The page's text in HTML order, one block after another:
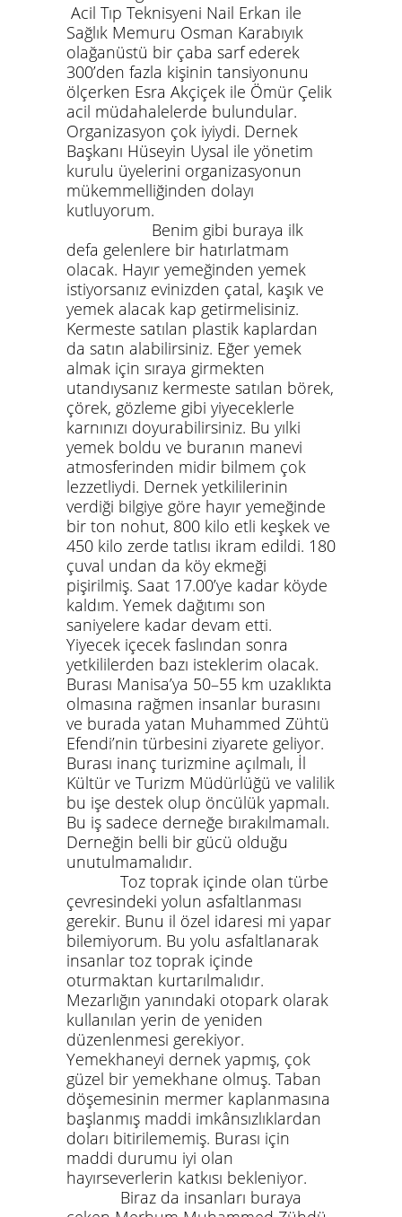
Acil Tıp Teknisyeni Nail Erkan ile
Sağlık Memuru Osman Karabıyık
olağanüstü bir çaba sarf ederek
300’den fazla kişinin tansiyonunu
ölçerken Esra Akçiçek ile Ömür Çelik
acil müdahalelerde bulundular.
Organizasyon çok iyiydi. Dernek
Başkanı Hüseyin Uysal ile yönetim
kurulu üyelerini organizasyonun
mükemmelliğinden dolayı
kutluyorum.
Benim gibi buraya ilk
defa gelenlere bir hatırlatmam
olacak. Hayır yemeğinden yemek
istiyorsanız evinizden çatal, kaşık ve
yemek alacak kap getirmelisiniz.
Kermeste satılan plastik kaplardan
da satın alabilirsiniz. Eğer yemek
almak için sıraya girmekten
utandıysanız kermeste satılan börek,
çörek, gözleme gibi yiyeceklerle
karnınızı doyurabilirsiniz. Bu yılki
yemek boldu ve buranın manevi
atmosferinden midir bilmem çok
lezzetliydi. Dernek yetkililerinin
verdiği bilgiye göre hayır yemeğinde
bir ton nohut, 800 kilo etli keşkek ve
450 kilo zerde tatlısı ikram edildi. 180
çuval undan da köy ekmeği
pişirilmiş. Saat 17.00’ye kadar köyde
kaldım. Yemek dağıtımı son
saniyelere kadar devam etti.
Yiyecek içecek faslından sonra
yetkililerden bazı isteklerim olacak.
Burası Manisa’ya 50–55 km uzaklıkta
olmasına rağmen insanlar burasını
ve burada yatan Muhammed Zühtü
Efendi’nin türbesini ziyarete geliyor.
Burası inanç turizmine açılmalı, İl
Kültür ve Turizm Müdürlüğü ve valilik
bu işe destek olup öncülük yapmalı.
Bu iş sadece derneğe bırakılmamalı.
Derneğin belli bir gücü olduğu
unutulmamalıdır.
Toz toprak içinde olan türbe
çevresindeki yolun asfaltlanması
gerekir. Bunu il özel idaresi mi yapar
bilemiyorum. Bu yolu asfaltlanarak
insanlar toz toprak içinde
oturmaktan kurtarılmalıdır.
Mezarlığın yanındaki otopark olarak
kullanılan yerin de yeniden
düzenlenmesi gerekiyor.
Yemekhaneyi dernek yapmış, çok
güzel bir yemekhane olmuş. Taban
döşemesinin mermer kaplanmasına
başlanmış maddi imkânsızlıklardan
doları bitirilememiş. Burası için
maddi durumu iyi olan
hayırseverlerin katkısı bekleniyor.
Biraz da insanları buraya